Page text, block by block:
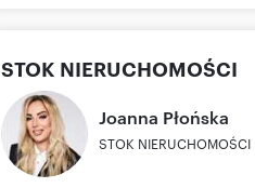
STOK NIERUCHOMOŚCI
Joanna Płońska
STOK NIERUCHOMOŚCI